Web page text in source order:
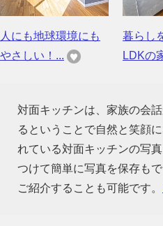
人にも地球環境にも
やさしい！...
暮らし
LDKの
対面キッチンは、家族の会
るということで自然と笑顔
れている対面キッチンの写
つけて簡単に写真を保存も
ご紹介することも可能です。